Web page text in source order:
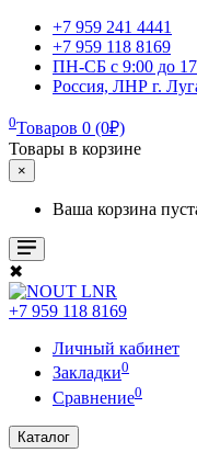
+7 959 241 4441
+7 959 118 8169
ПН-СБ с 9:00 до
Россия, ЛНР г.
0Товаров 0 (0₽)
Товары в корзине
×
Ваша корзина
✖
+7 959 118 8169
Личный кабинет
Закладки0
Сравнение0
Каталог